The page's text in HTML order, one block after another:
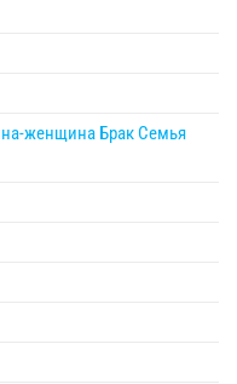
женщина Брак Семья